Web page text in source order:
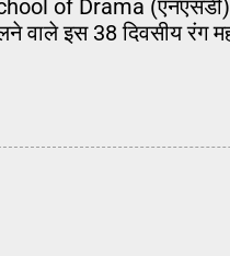
of Drama
इस 38 दिवसीय रंग